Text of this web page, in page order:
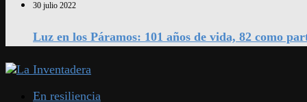
30 julio 2022
Luz en los Páramos: 101 años de vida, 82 como
En resiliencia